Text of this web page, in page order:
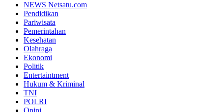
NEWS Netsatu.com
Pendidikan
Pariwisata
Pemerintahan
Kesehatan
Olahraga
Ekonomi
Politik
Entertaintment
Hukum & Kriminal
TNI
POLRI
Opini